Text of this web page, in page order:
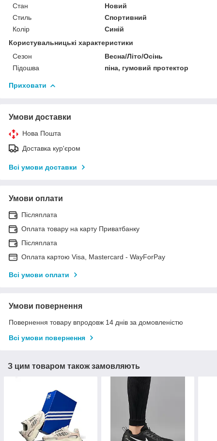
Стан
Новий
Стиль
Спортивний
Колір
Синій
Користувальницькі характеристики
Сезон
Весна/Літо/Осінь
Підошва
піна, гумовий протектор
Приховати
Умови доставки
Нова Пошта
Доставка кур'єром
Всі умови доставки
Умови оплати
Післяплата
Оплата товару на карту Приватбанку
Післяплата
Оплата картою Visa, Mastercard - WayForPay
Всі умови оплати
Умови повернення
Повернення товару впродовж 14 днів за домовленістю
Всі умови повернення
З цим товаром також замовляють